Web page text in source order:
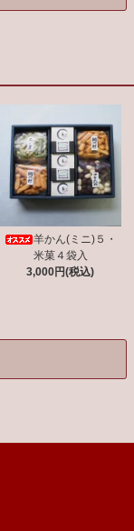
羊かん(ミニ)５・
米菓４袋入
3,000円(税込)